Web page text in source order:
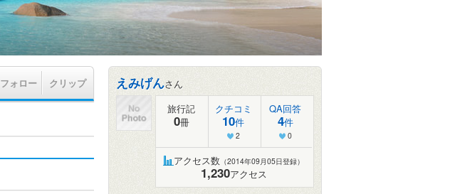
フォロー クリップ えみげんさん
旅行記
0冊
クチコミ
10件
2
QA回答
4件
0
アクセス数 （2014年09月05日登録）
1,230アクセス